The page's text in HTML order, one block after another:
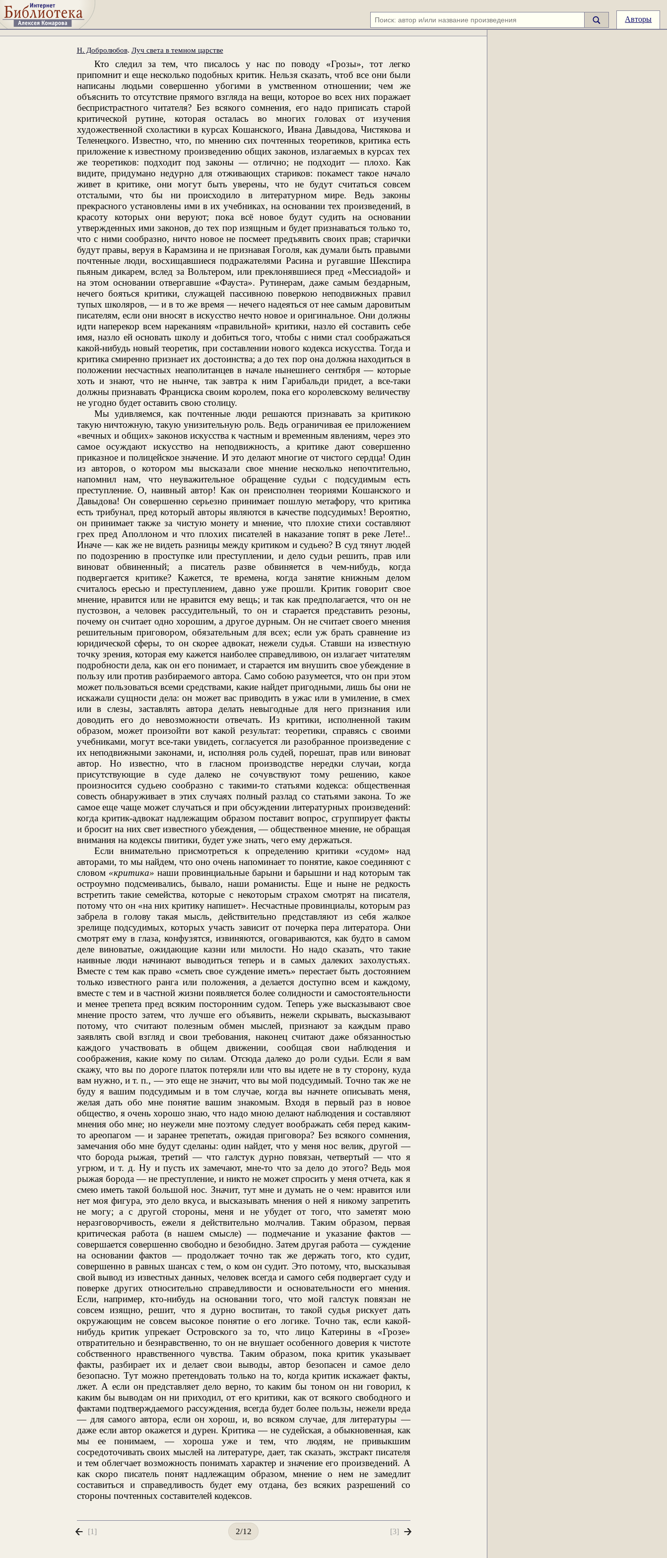
Авторы
Н. Добролюбов. Луч света в темном царстве
Кто следил за тем, что писалось у нас по поводу «Грозы», тот легко
припомнит и еще несколько подобных критик. Нельзя сказать, чтоб все они были
написаны людьми совершенно убогими в умственном отношении; чем же
объяснить то отсутствие прямого взгляда на вещи, которое во всех них поражает
беспристрастного читателя? Без всякого сомнения, его надо приписать старой
критической рутине, которая осталась во многих головах от изучения
художественной схоластики в курсах Кошанского, Ивана Давыдова, Чистякова и
Теленецкого. Известно, что, по мнению сих почтенных теоретиков, критика есть
приложение к известному произведению общих законов, излагаемых в курсах тех
же теоретиков: подходит под законы — отлично; не подходит — плохо. Как
видите, придумано недурно для отживающих стариков: покамест такое начало
живет в критике, они могут быть уверены, что не будут считаться совсем
отсталыми, что бы ни происходило в литературном мире. Ведь законы
прекрасного установлены ими в их учебниках, на основании тех произведений, в
красоту которых они веруют; пока всё новое будут судить на основании
утвержденных ими законов, до тех пор изящным и будет признаваться только то,
что с ними сообразно, ничто новое не посмеет предъявить своих прав; старички
будут правы, веруя в Карамзина и не признавая Гоголя, как думали быть правыми
почтенные люди, восхищавшиеся подражателями Расина и ругавшие Шекспира
пьяным дикарем, вслед за Вольтером, или преклонявшиеся пред «Мессиадой» и
на этом основании отвергавшие «Фауста». Рутинерам, даже самым бездарным,
нечего бояться критики, служащей пассивною поверкою неподвижных правил
тупых школяров, — и в то же время — нечего надеяться от нее самым даровитым
писателям, если они вносят в искусство нечто новое и оригинальное. Они должны
идти наперекор всем нареканиям «правильной» критики, назло ей составить себе
имя, назло ей основать школу и добиться того, чтобы с ними стал соображаться
какой-нибудь новый теоретик, при составлении нового кодекса искусства. Тогда и
критика смиренно признает их достоинства; а до тех пор она должна находиться в
положении несчастных неаполитанцев в начале нынешнего сентября — которые
хоть и знают, что не нынче, так завтра к ним Гарибальди придет, а все-таки
должны признавать Франциска своим королем, пока его королевскому величеству
не угодно будет оставить свою столицу.
Мы удивляемся, как почтенные люди решаются признавать за критикою
такую ничтожную, такую унизительную роль. Ведь ограничивая ее приложением
«вечных и общих» законов искусства к частным и временным явлениям, через это
самое осуждают искусство на неподвижность, а критике дают совершенно
приказное и полицейское значение. И это делают многие от чистого сердца! Один
из авторов, о котором мы высказали свое мнение несколько непочтительно,
напомнил нам, что неуважительное обращение судьи с подсудимым есть
преступление. О, наивный автор! Как он преисполнен теориями Кошанского и
Давыдова! Он совершенно серьезно принимает пошлую метафору, что критика
есть трибунал, пред который авторы являются в качестве подсудимых! Вероятно,
он принимает также за чистую монету и мнение, что плохие стихи составляют
грех пред Аполлоном и что плохих писателей в наказание топят в реке Лете!..
Иначе — как же не видеть разницы между критиком и судьею? В суд тянут людей
по подозрению в проступке или преступлении, и дело судьи решить, прав или
виноват обвиненный; а писатель разве обвиняется в чем-нибудь, когда
подвергается критике? Кажется, те времена, когда занятие книжным делом
считалось ересью и преступлением, давно уже прошли. Критик говорит свое
мнение, нравится или не нравится ему вещь; и так как предполагается, что он не
пустозвон, а человек рассудительный, то он и старается представить резоны,
почему он считает одно хорошим, а другое дурным. Он не считает своего мнения
решительным приговором, обязательным для всех; если уж брать сравнение из
юридической сферы, то он скорее адвокат, нежели судья. Ставши на известную
точку зрения, которая ему кажется наиболее справедливою, он излагает читателям
подробности дела, как он его понимает, и старается им внушить свое убеждение в
пользу или против разбираемого автора. Само собою разумеется, что он при этом
может пользоваться всеми средствами, какие найдет пригодными, лишь бы они не
искажали сущности дела: он может вас приводить в ужас или в умиление, в смех
или в слезы, заставлять автора делать невыгодные для него признания или
доводить его до невозможности отвечать. Из критики, исполненной таким
образом, может произойти вот какой результат: теоретики, справясь с своими
учебниками, могут все-таки увидеть, согласуется ли разобранное произведение с
их неподвижными законами, и, исполняя роль судей, порешат, прав или виноват
автор. Но известно, что в гласном производстве нередки случаи, когда
присутствующие в суде далеко не сочувствуют тому решению, какое
произносится судьею сообразно с такими-то статьями кодекса: общественная
совесть обнаруживает в этих случаях полный разлад со статьями закона. То же
самое еще чаще может случаться и при обсуждении литературных произведений:
когда критик-адвокат надлежащим образом поставит вопрос, сгруппирует факты
и бросит на них свет известного убеждения, — общественное мнение, не обращая
внимания на кодексы пиитики, будет уже знать, чего ему держаться.
Если внимательно присмотреться к определению критики «судом» над
авторами, то мы найдем, что оно очень напоминает то понятие, какое соединяют с
словом «критика» наши провинциальные барыни и барышни и над которым так
остроумно подсмеивались, бывало, наши романисты. Еще и ныне не редкость
встретить такие семейства, которые с некоторым страхом смотрят на писателя,
потому что он «на них критику напишет». Несчастные провинциалы, которым раз
забрела в голову такая мысль, действительно представляют из себя жалкое
зрелище подсудимых, которых участь зависит от почерка пера литератора. Они
смотрят ему в глаза, конфузятся, извиняются, оговариваются, как будто в самом
деле виноватые, ожидающие казни или милости. Но надо сказать, что такие
наивные люди начинают выводиться теперь и в самых далеких захолустьях.
Вместе с тем как право «сметь свое суждение иметь» перестает быть достоянием
только известного ранга или положения, а делается доступно всем и каждому,
вместе с тем и в частной жизни появляется более солидности и самостоятельности
и менее трепета пред всяким посторонним судом. Теперь уже высказывают свое
мнение просто затем, что лучше его объявить, нежели скрывать, высказывают
потому, что считают полезным обмен мыслей, признают за каждым право
заявлять свой взгляд и свои требования, наконец считают даже обязанностью
каждого участвовать в общем движении, сообщая свои наблюдения и
соображения, какие кому по силам. Отсюда далеко до роли судьи. Если я вам
скажу, что вы по дороге платок потеряли или что вы идете не в ту сторону, куда
вам нужно, и т. п., — это еще не значит, что вы мой подсудимый. Точно так же не
буду я вашим подсудимым и в том случае, когда вы начнете описывать меня,
желая дать обо мне понятие вашим знакомым. Входя в первый раз в новое
общество, я очень хорошо знаю, что надо мною делают наблюдения и составляют
мнения обо мне; но неужели мне поэтому следует воображать себя перед каким-
то ареопагом — и заранее трепетать, ожидая приговора? Без всякого сомнения,
замечания обо мне будут сделаны: один найдет, что у меня нос велик, другой —
что борода рыжая, третий — что галстук дурно повязан, четвертый — что я
угрюм, и т. д. Ну и пусть их замечают, мне-то что за дело до этого? Ведь моя
рыжая борода — не преступление, и никто не может спросить у меня отчета, как я
смею иметь такой большой нос. Значит, тут мне и думать не о чем: нравится или
нет моя фигура, это дело вкуса, и высказывать мнения о ней я никому запретить
не могу; а с другой стороны, меня и не убудет от того, что заметят мою
неразговорчивость, ежели я действительно молчалив. Таким образом, первая
критическая работа (в нашем смысле) — подмечание и указание фактов —
совершается совершенно свободно и безобидно. Затем другая работа — суждение
на основании фактов — продолжает точно так же держать того, кто судит,
совершенно в равных шансах с тем, о ком он судит. Это потому, что, высказывая
свой вывод из известных данных, человек всегда и самого себя подвергает суду и
поверке других относительно справедливости и основательности его мнения.
Если, например, кто-нибудь на основании того, что мой галстук повязан не
совсем изящно, решит, что я дурно воспитан, то такой судья рискует дать
окружающим не совсем высокое понятие о его логике. Точно так, если какой-
нибудь критик упрекает Островского за то, что лицо Катерины в «Грозе»
отвратительно и безнравственно, то он не внушает особенного доверия к чистоте
собственного нравственного чувства. Таким образом, пока критик указывает
факты, разбирает их и делает свои выводы, автор безопасен и самое дело
безопасно. Тут можно претендовать только на то, когда критик искажает факты,
лжет. А если он представляет дело верно, то каким бы тоном он ни говорил, к
каким бы выводам он ни приходил, от его критики, как от всякого свободного и
фактами подтверждаемого рассуждения, всегда будет более пользы, нежели вреда
— для самого автора, если он хорош, и, во всяком случае, для литературы —
даже если автор окажется и дурен. Критика — не судейская, а обыкновенная, как
мы ее понимаем, — хороша уже и тем, что людям, не привыкшим
сосредоточивать своих мыслей на литературе, дает, так сказать, экстракт писателя
и тем облегчает возможность понимать характер и значение его произведений. А
как скоро писатель понят надлежащим образом, мнение о нем не замедлит
составиться и справедливость будет ему отдана, без всяких разрешений со
стороны почтенных составителей кодексов.
[1] 2/12 [3]